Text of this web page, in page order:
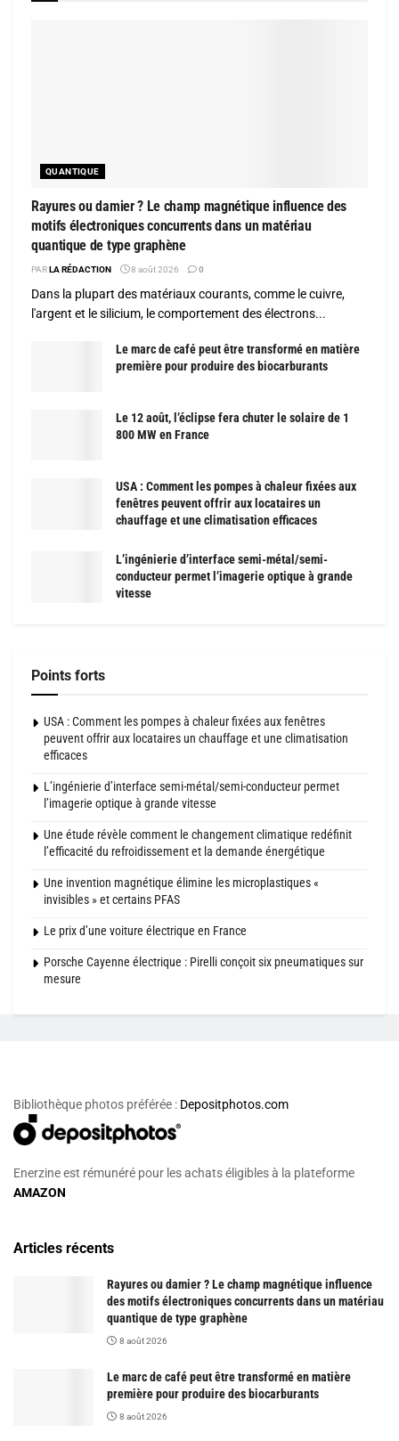
QUANTIQUE
Rayures ou damier ? Le champ magnétique influence des
motifs électroniques concurrents dans un matériau
quantique de type graphène
PARLA RÉDACTION 8 août 2026 0
Dans la plupart des matériaux courants, comme le cuivre,
l'argent et le silicium, le comportement des électrons...
Le marc de café peut être transformé en matière
première pour produire des biocarburants
Le 12 août, l’éclipse fera chuter le solaire de 1
800 MW en France
USA : Comment les pompes à chaleur fixées aux
fenêtres peuvent offrir aux locataires un
chauffage et une climatisation efficaces
L’ingénierie d’interface semi-métal/semi-
conducteur permet l’imagerie optique à grande
vitesse
Points forts
USA : Comment les pompes à chaleur fixées aux fenêtres
peuvent offrir aux locataires un chauffage et une climatisation
efficaces
L’ingénierie d’interface semi-métal/semi-conducteur permet
l’imagerie optique à grande vitesse
Une étude révèle comment le changement climatique redéfinit
l’efficacité du refroidissement et la demande énergétique
Une invention magnétique élimine les microplastiques «
invisibles » et certains PFAS
Le prix d’une voiture électrique en France
Porsche Cayenne électrique : Pirelli conçoit six pneumatiques sur
mesure
Bibliothèque photos préférée : Depositphotos.com
Enerzine est rémunéré pour les achats éligibles à la plateforme
AMAZON
Articles récents
Rayures ou damier ? Le champ magnétique influence
des motifs électroniques concurrents dans un matériau
quantique de type graphène
8 août 2026
Le marc de café peut être transformé en matière
première pour produire des biocarburants
8 août 2026